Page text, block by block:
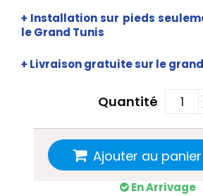
+ Installation sur pieds
le Grand Tunis
+ Livraison gratuite sur le
Quantité
Ajouter au panier
En Arrivage